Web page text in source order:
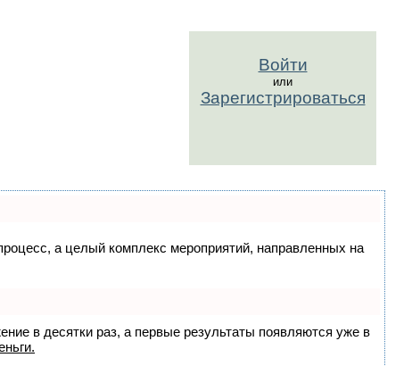
Войти
или
Зарегистрироваться
а целый комплекс мероприятий, направленных на
в десятки раз, а первые результаты появляются уже в